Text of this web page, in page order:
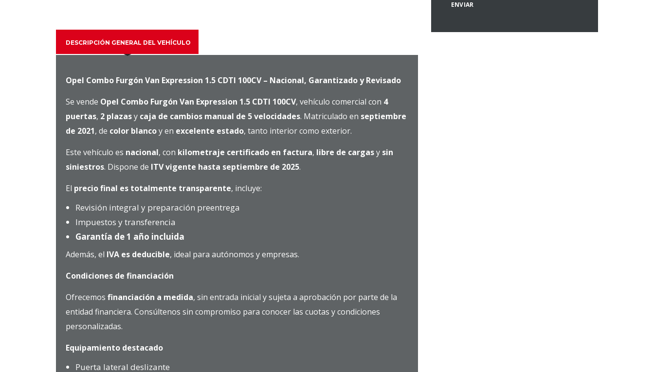
DESCRIPCIÓN GENERAL DEL VEHÍCULO
Opel Combo Furgón Van Expression 1.5 CDTI 100CV – Nacional, Garantizado y Revisado
Se vende Opel Combo Furgón Van Expression 1.5 CDTI 100CV, vehículo comercial con 4
puertas, 2 plazasy caja de cambios manual de 5 velocidades. Matriculado en septiembre
de 2021, de color blancoy en excelente estado, tanto interior como exterior.
Este vehículo es nacional, con kilometraje certificado en factura, libre de cargasy sin
siniestros. Dispone de ITV vigente hasta septiembre de 2025.
El precio final es totalmente transparente, incluye:
Revisión integral y preparación preentrega
Impuestos y transferencia
Garantía de 1 año incluida
Además, el IVA es deducible, ideal para autónomos y empresas.
Condiciones de financiación
Ofrecemos financiación a medida, sin entrada inicial y sujeta a aprobación por parte de la
entidad financiera. Consúltenos sin compromiso para conocer las cuotas y condiciones
personalizadas.
Equipamiento destacado
Puerta lateral deslizante